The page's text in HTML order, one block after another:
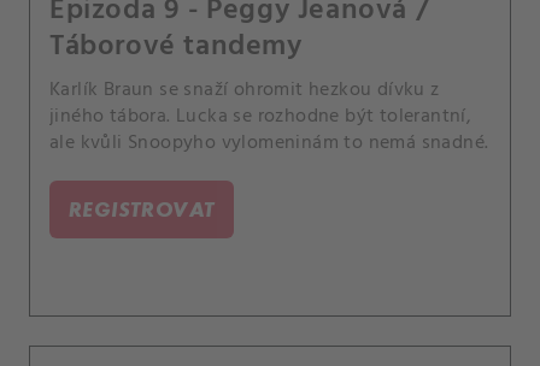
Epizoda 9 - Peggy Jeanová /
Táborové tandemy
Karlík Braun se snaží ohromit hezkou dívku z
jiného tábora. Lucka se rozhodne být tolerantní,
ale kvůli Snoopyho vylomeninám to nemá snadné.
REGISTROVAT